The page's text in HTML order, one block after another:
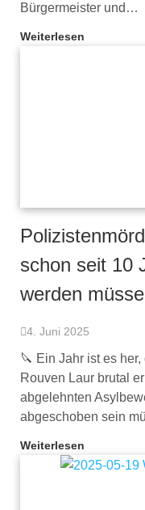
Bürgermeister und…
Weiterlesen
schon seit 10
werden
4. Juni 2025
🔪 Ein Jahr ist es
Rouven Laur brutal
abgelehnten
abgeschoben sein
Weiterlesen